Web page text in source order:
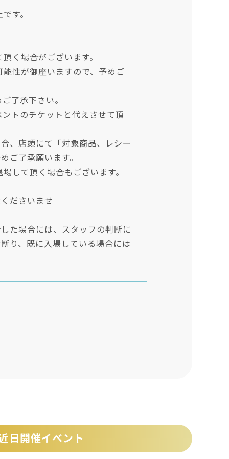
す。
く場合がございます。
性が御座いますので、予めご
了承下さい。
トのチケットと代えさせて頂
、店頭にて「対象商品、レシー
ご了承願います。
して頂く場合もございます。
ださいませ
た場合には、スタッフの判断に
り、既に入場している場合には
日開催イベント